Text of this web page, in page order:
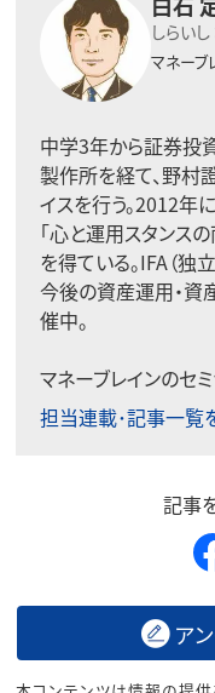
しらい
マネーブ
中学3年から証券投
製作所を経て、野村
イスを行う。2012年
「心と運用スタンス
を得ている。IFA（独
今後の資産運用・資
催中。
マネーブレインのセ
担当連載･記事一覧
記事
ア